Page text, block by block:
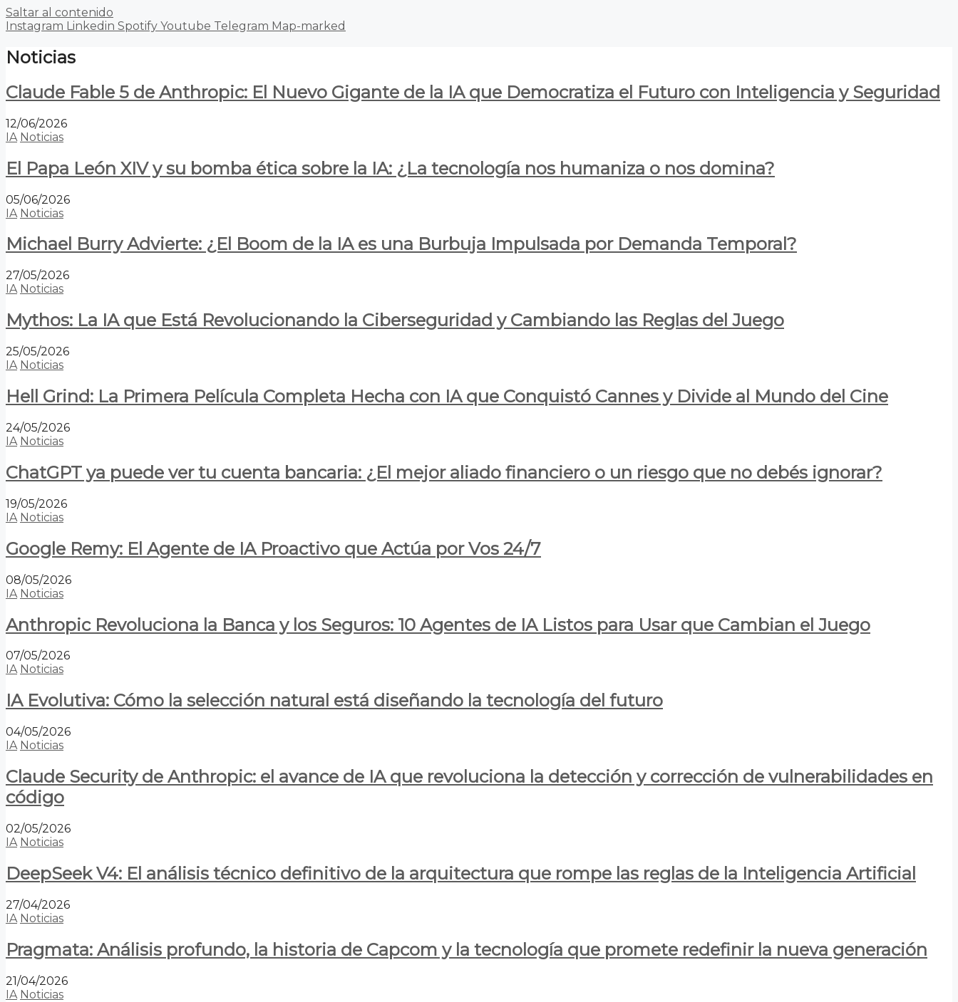
Saltar al contenido
Instagram Linkedin Spotify Youtube Telegram Map-marked
Noticias
Claude Fable 5 de Anthropic: El Nuevo Gigante de la IA que Democratiza el Futuro con Inteligencia y Seguridad
12/06/2026
IA Noticias
El Papa León XIV y su bomba ética sobre la IA: ¿La tecnología nos humaniza o nos domina?
05/06/2026
IA Noticias
Michael Burry Advierte: ¿El Boom de la IA es una Burbuja Impulsada por Demanda Temporal?
27/05/2026
IA Noticias
Mythos: La IA que Está Revolucionando la Ciberseguridad y Cambiando las Reglas del Juego
25/05/2026
IA Noticias
Hell Grind: La Primera Película Completa Hecha con IA que Conquistó Cannes y Divide al Mundo del Cine
24/05/2026
IA Noticias
ChatGPT ya puede ver tu cuenta bancaria: ¿El mejor aliado financiero o un riesgo que no debés ignorar?
19/05/2026
IA Noticias
Google Remy: El Agente de IA Proactivo que Actúa por Vos 24/7
08/05/2026
IA Noticias
Anthropic Revoluciona la Banca y los Seguros: 10 Agentes de IA Listos para Usar que Cambian el Juego
07/05/2026
IA Noticias
IA Evolutiva: Cómo la selección natural está diseñando la tecnología del futuro
04/05/2026
IA Noticias
Claude Security de Anthropic: el avance de IA que revoluciona la detección y corrección de vulnerabilidades en
código
02/05/2026
IA Noticias
DeepSeek V4: El análisis técnico definitivo de la arquitectura que rompe las reglas de la Inteligencia Artificial
27/04/2026
IA Noticias
Pragmata: Análisis profundo, la historia de Capcom y la tecnología que promete redefinir la nueva generación
21/04/2026
IA Noticias